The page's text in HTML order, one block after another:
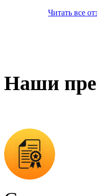
Читать все
Наши